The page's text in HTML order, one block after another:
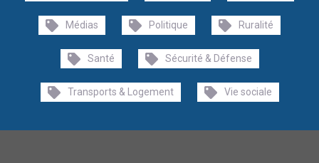
Médias Politique Ruralité
Santé Sécurité & Défense
Transports & Logement Vie sociale